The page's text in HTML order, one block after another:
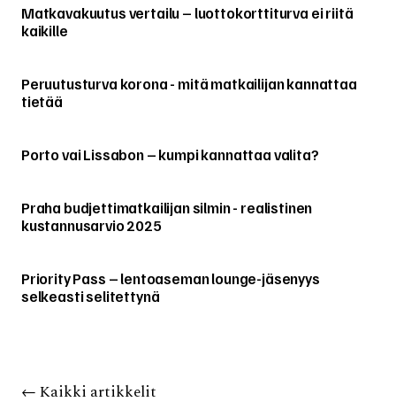
Matkavakuutus vertailu – luottokorttiturva ei riitä
kaikille
Peruutusturva korona - mitä matkailijan kannattaa
tietää
Porto vai Lissabon – kumpi kannattaa valita?
Praha budjettimatkailijan silmin - realistinen
kustannusarvio 2025
Priority Pass – lentoaseman lounge-jäsenyys
selkeasti selitettynä
←Kaikki artikkelit